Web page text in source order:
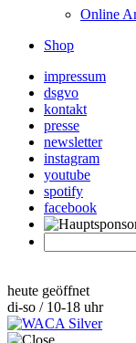
Online
Shop
impressum
dsgvo
kontakt
presse
newsletter
instagram
youtube
spotify
facebook
heute geöffnet
di-so / 10-18 uhr